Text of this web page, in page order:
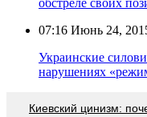
07:16 Июнь 24,
Украинские
нарушениях
Киевский цинизм: